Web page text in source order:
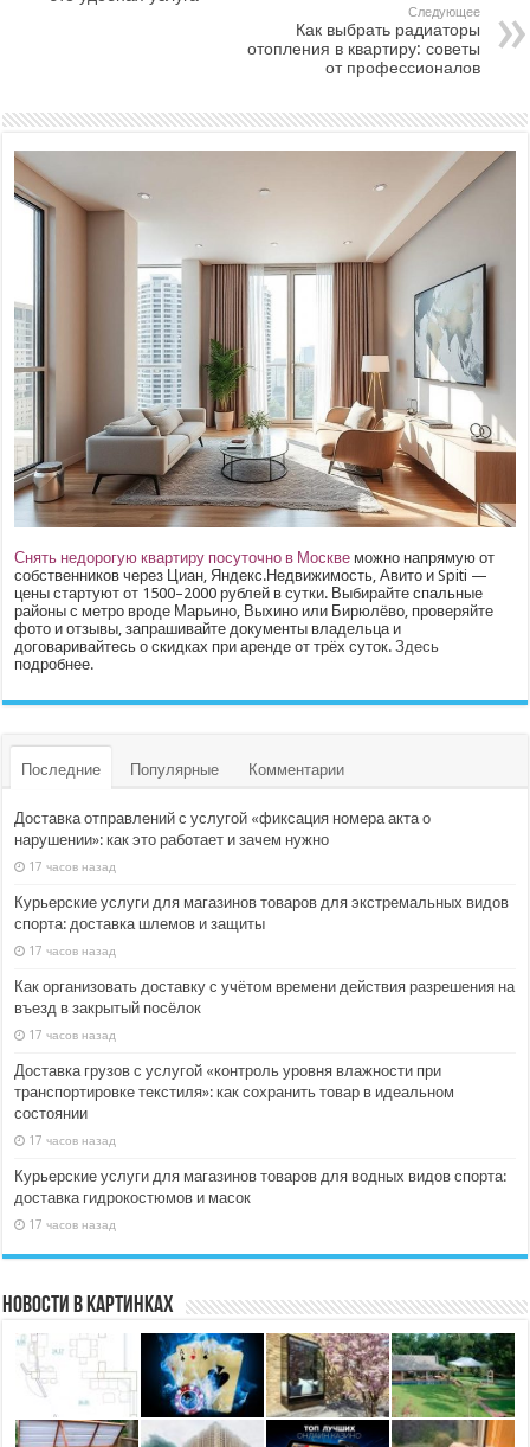
Следующее
Как выбрать радиаторы
отопления в квартиру: советы
от профессионалов
Снять недорогую квартиру посуточно в Москве можно напрямую от
собственников через Циан, Яндекс.Недвижимость, Авито и Spiti —
цены стартуют от 1500–2000 рублей в сутки. Выбирайте спальные
районы с метро вроде Марьино, Выхино или Бирюлёво, проверяйте
фото и отзывы, запрашивайте документы владельца и
договаривайтесь о скидках при аренде от трёх суток.Здесь
подробнее.
Последние Популярные Комментарии
Доставка отправлений с услугой «фиксация номера акта о
нарушении»: как это работает и зачем нужно
17 часов назад
Курьерские услуги для магазинов товаров для экстремальных видов
спорта: доставка шлемов и защиты
17 часов назад
Как организовать доставку с учётом времени действия разрешения на
въезд в закрытый посёлок
17 часов назад
Доставка грузов с услугой «контроль уровня влажности при
транспортировке текстиля»: как сохранить товар в идеальном
состоянии
17 часов назад
Курьерские услуги для магазинов товаров для водных видов спорта:
доставка гидрокостюмов и масок
17 часов назад
Новости в картинках